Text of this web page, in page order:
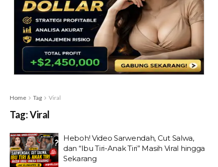
Home Tag Viral
Tag:Viral
Heboh! Video Sarwendah, Cut Salwa,
dan “Ibu Tiri-Anak Tiri” Masih Viral hingga
Sekarang